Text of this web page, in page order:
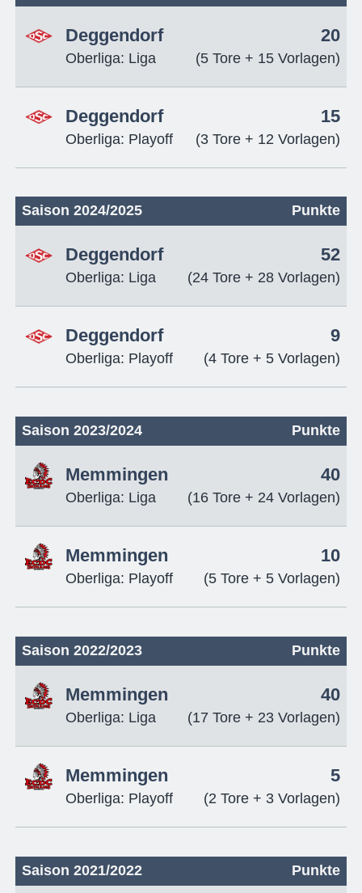
Deggendorf
Oberliga: Liga
20
(5 Tore + 15 Vorlagen)
Deggendorf
Oberliga: Playoff
15
(3 Tore + 12 Vorlagen)
Saison 2024/2025 Punkte
Deggendorf
Oberliga: Liga
52
(24 Tore + 28 Vorlagen)
Deggendorf
Oberliga: Playoff
9
(4 Tore + 5 Vorlagen)
Saison 2023/2024 Punkte
Memmingen
Oberliga: Liga
40
(16 Tore + 24 Vorlagen)
Memmingen
Oberliga: Playoff
10
(5 Tore + 5 Vorlagen)
Saison 2022/2023 Punkte
Memmingen
Oberliga: Liga
40
(17 Tore + 23 Vorlagen)
Memmingen
Oberliga: Playoff
5
(2 Tore + 3 Vorlagen)
Saison 2021/2022 Punkte